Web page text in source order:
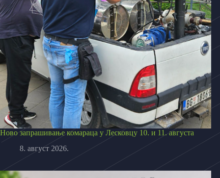
Ново запрашивање комараца у Лесковцу 10. и 11. августа
8. август 2026.